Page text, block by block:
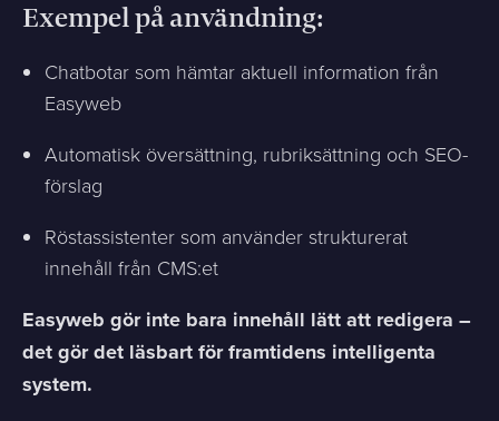
Exempel på användning:
Chatbotar som hämtar aktuell information från
Easyweb
Automatisk översättning, rubriksättning och SEO-
förslag
Röstassistenter som använder strukturerat
innehåll från CMS:et
Easyweb gör inte bara innehåll lätt att redigera –
det gör det läsbart för framtidens intelligenta
system.